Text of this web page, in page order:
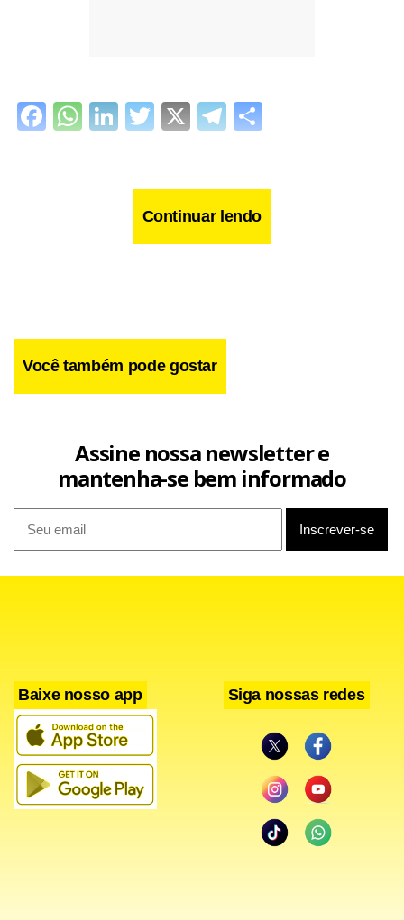
Facebook
WhatsApp
LinkedIn
Twitter
X Telegram
Continuar lendo
Você também pode gostar
Assine nossa newsletter e
mantenha-se bem informado
Baixe nosso app Siga nossas redes